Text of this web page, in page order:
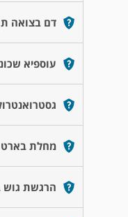
דם בצואה ת